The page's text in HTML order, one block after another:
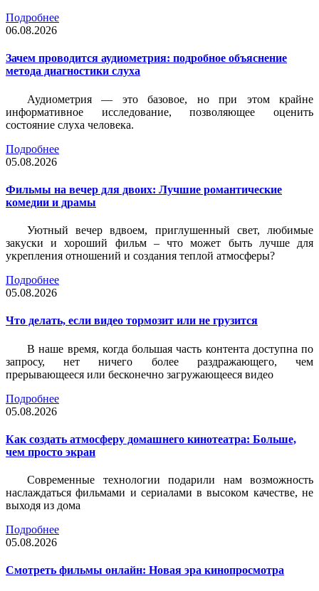
Подробнее
06.08.2026
Зачем проводится аудиометрия: подробное объяснение
метода диагностики слуха
Аудиометрия — это базовое, но при этом крайне
информативное исследование, позволяющее оценить
состояние слуха человека.
Подробнее
05.08.2026
Фильмы на вечер для двоих: Лучшие романтические
комедии и драмы
Уютный вечер вдвоем, приглушенный свет, любимые
закуски и хороший фильм – что может быть лучше для
укрепления отношений и создания теплой атмосферы?
Подробнее
05.08.2026
Что делать, если видео тормозит или не грузится
В наше время, когда большая часть контента доступна по
запросу, нет ничего более раздражающего, чем
прерывающееся или бесконечно загружающееся видео
Подробнее
05.08.2026
Как создать атмосферу домашнего кинотеатра: Больше,
чем просто экран
Современные технологии подарили нам возможность
наслаждаться фильмами и сериалами в высоком качестве, не
выходя из дома
Подробнее
05.08.2026
Смотреть фильмы онлайн: Новая эра кинопросмотра